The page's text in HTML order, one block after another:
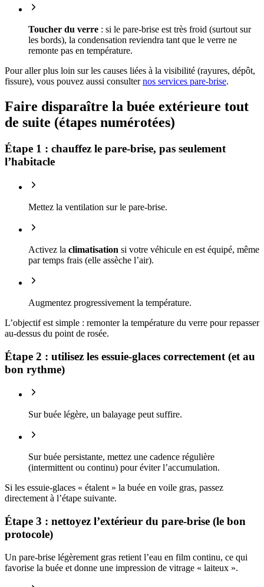
Toucher du verre : si le pare-brise est très froid (surtout sur
les bords), la condensation reviendra tant que le verre ne
remonte pas en température.
Pour aller plus loin sur les causes liées à la visibilité (rayures, dépôt,
fissure), vous pouvez aussi consulternos services pare-brise.
Faire disparaître la buée extérieure tout
de suite (étapes numérotées)
Étape 1 : chauffez le pare-brise, pas seulement
l’habitacle
Mettez la ventilation sur le pare-brise.
Activez la climatisation si votre véhicule en est équipé, même
par temps frais (elle assèche l’air).
Augmentez progressivement la température.
L’objectif est simple : remonter la température du verre pour repasser
au-dessus du point de rosée.
Étape 2 : utilisez les essuie-glaces correctement (et au
bon rythme)
Sur buée légère, un balayage peut suffire.
Sur buée persistante, mettez une cadence régulière
(intermittent ou continu) pour éviter l’accumulation.
Si les essuie-glaces « étalent » la buée en voile gras, passez
directement à l’étape suivante.
Étape 3 : nettoyez l’extérieur du pare-brise (le bon
protocole)
Un pare-brise légèrement gras retient l’eau en film continu, ce qui
favorise la buée et donne une impression de vitrage « laiteux ».